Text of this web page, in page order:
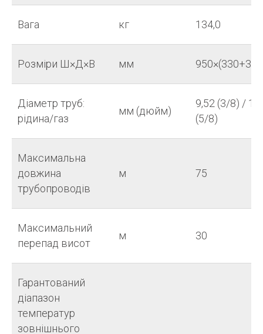
Вага кг 134,0
Розміри Ш×Д×В мм
Діаметр труб:
рідина/газ
мм (дюйм)
9,52 (3/8) /
(5/8)
Максимальна
довжина
трубопроводів
м 75
Максимальний
перепад висот
м 30
Гарантований
діапазон
температур
зовнішнього